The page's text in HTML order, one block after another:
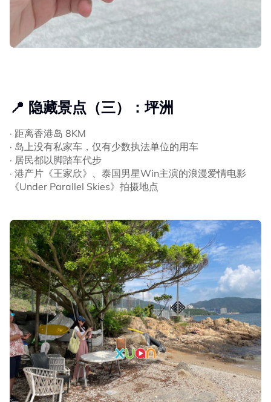
📍 隐藏景点（三）：坪洲
· 距离香港岛 8KM
· 岛上没有私家车，仅有少数执法单位的用车
· 居民都以脚踏车代步
· 港产片《王家欣》、泰国男星Win主演的浪漫爱情电影
《Under Parallel Skies》拍摄地点